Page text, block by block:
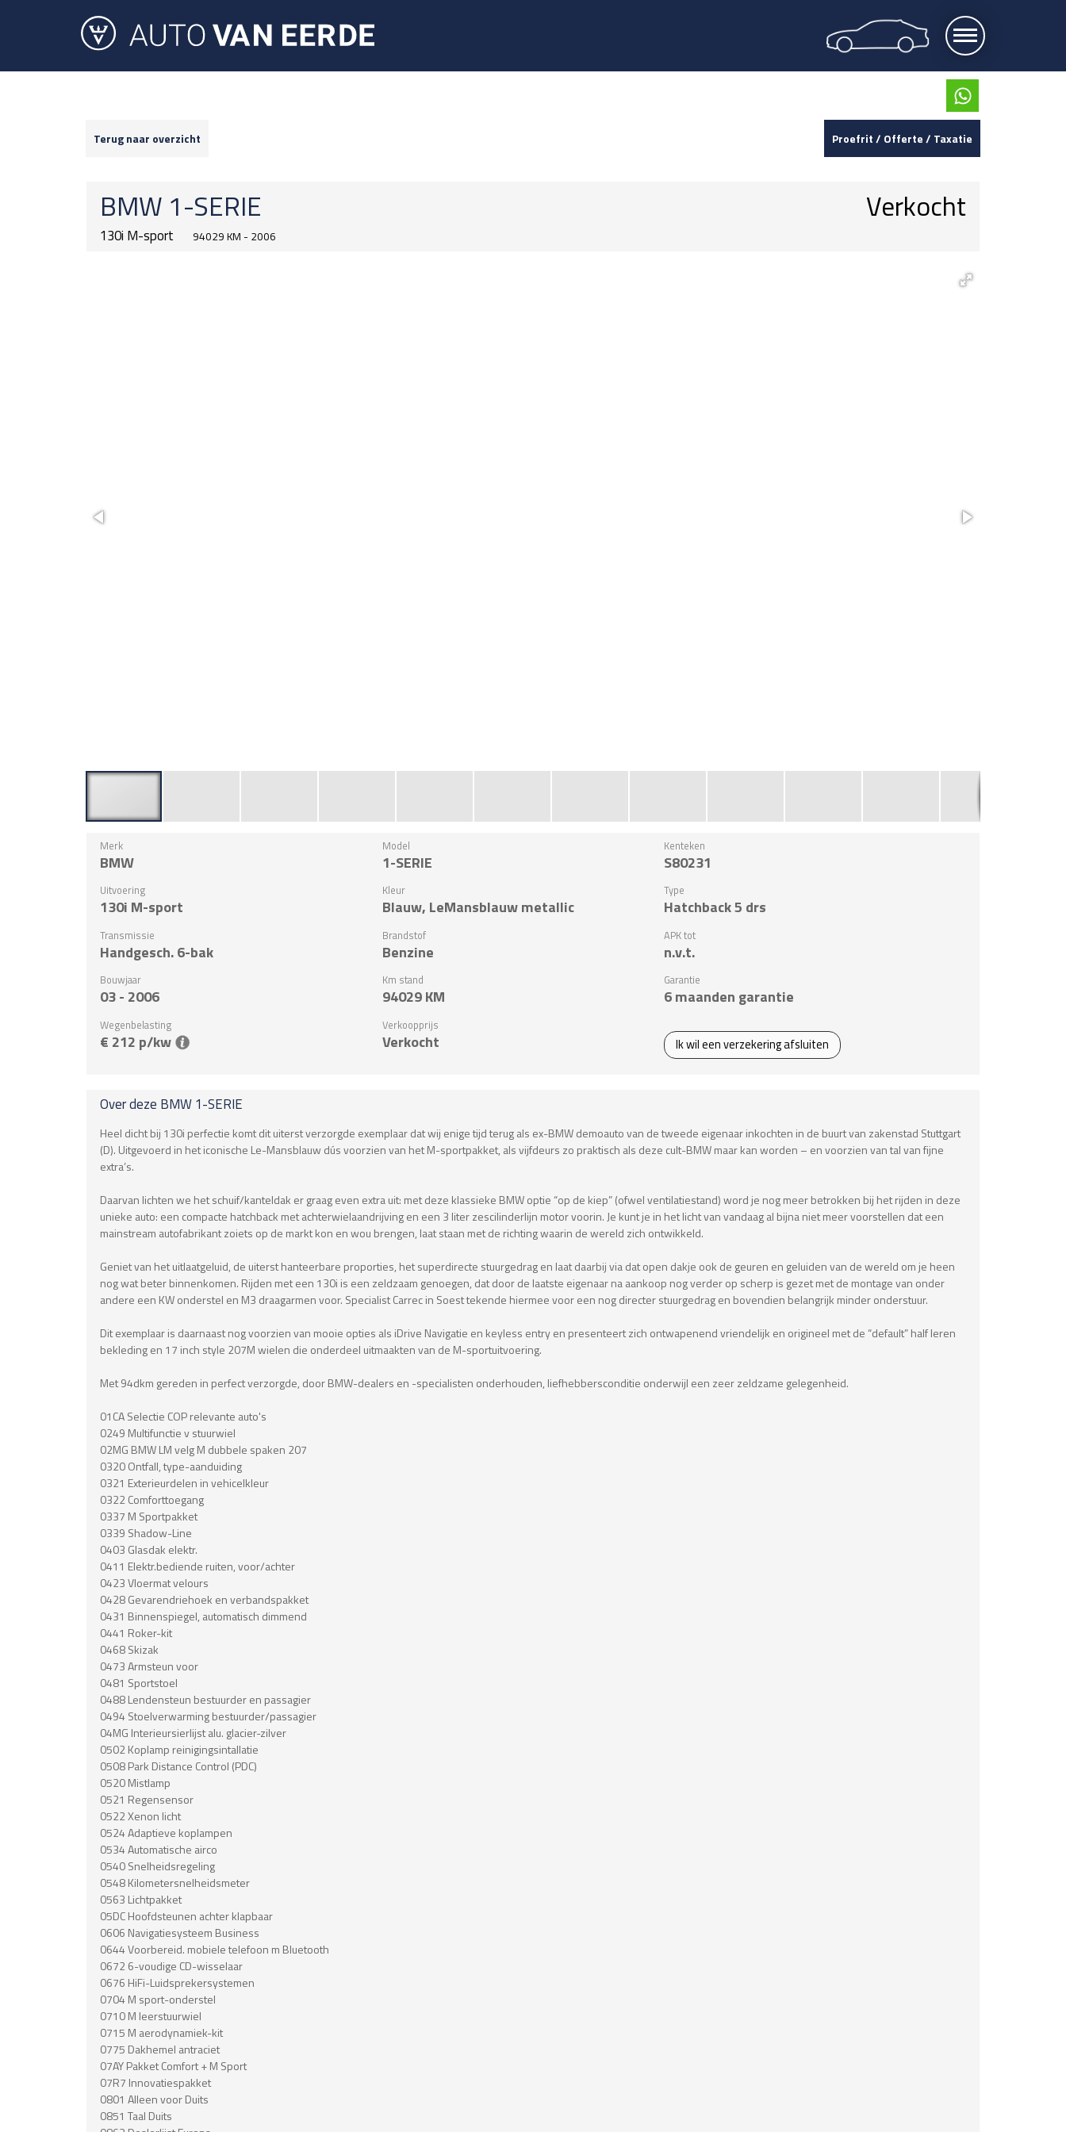
Terug naar overzicht Proefrit / Offerte / Taxatie
BMW 1-SERIE
130i M-sport 94029 KM - 2006
Verkocht
Merk
BMW
Model
1-SERIE
Kenteken
S80231
Uitvoering
130i M-sport
Kleur
Blauw, LeMansblauw metallic
Type
Hatchback 5 drs
Transmissie
Handgesch. 6-bak
Brandstof
Benzine
APK tot
n.v.t.
Bouwjaar
03 - 2006
Km stand
94029KM
Garantie
6 maanden garantie
Wegenbelasting
€ 212 p/kw
Verkoopprijs
Verkocht Ik wil een verzekering afsluiten
Over deze BMW 1-SERIE
Heel dicht bij 130i perfectie komt dit uiterst verzorgde exemplaar dat wij enige tijd terug als ex-BMW demoauto van de tweede eigenaar inkochten in de buurt van zakenstad Stuttgart
(D). Uitgevoerd in het iconische Le-Mansblauw dús voorzien van het M-sportpakket, als vijfdeurs zo praktisch als deze cult-BMW maar kan worden – en voorzien van tal van fijne
extra’s.
Daarvan lichten we het schuif/kanteldak er graag even extra uit: met deze klassieke BMW optie “op de kiep” (ofwel ventilatiestand) word je nog meer betrokken bij het rijden in deze
unieke auto: een compacte hatchback met achterwielaandrijving en een 3 liter zescilinderlijn motor voorin. Je kunt je in het licht van vandaag al bijna niet meer voorstellen dat een
mainstream autofabrikant zoiets op de markt kon en wou brengen, laat staan met de richting waarin de wereld zich ontwikkeld.
Geniet van het uitlaatgeluid, de uiterst hanteerbare proporties, het superdirecte stuurgedrag en laat daarbij via dat open dakje ook de geuren en geluiden van de wereld om je heen
nog wat beter binnenkomen. Rijden met een 130i is een zeldzaam genoegen, dat door de laatste eigenaar na aankoop nog verder op scherp is gezet met de montage van onder
andere een KW onderstel en M3 draagarmen voor. Specialist Carrec in Soest tekende hiermee voor een nog directer stuurgedrag en bovendien belangrijk minder onderstuur.
Dit exemplaar is daarnaast nog voorzien van mooie opties als iDrive Navigatie en keyless entry en presenteert zich ontwapenend vriendelijk en origineel met de “default” half leren
bekleding en 17 inch style 207M wielen die onderdeel uitmaakten van de M-sportuitvoering.
Met 94dkm gereden in perfect verzorgde, door BMW-dealers en -specialisten onderhouden, liefhebbersconditie onderwijl een zeer zeldzame gelegenheid.
01CA Selectie COP relevante auto's
0249 Multifunctie v stuurwiel
02MG BMW LM velg M dubbele spaken 207
0320 Ontfall, type-aanduiding
0321 Exterieurdelen in vehicelkleur
0322 Comforttoegang
0337 M Sportpakket
0339 Shadow-Line
0403 Glasdak elektr.
0411 Elektr.bediende ruiten, voor/achter
0423 Vloermat velours
0428 Gevarendriehoek en verbandspakket
0431 Binnenspiegel, automatisch dimmend
0441 Roker-kit
0468 Skizak
0473 Armsteun voor
0481 Sportstoel
0488 Lendensteun bestuurder en passagier
0494 Stoelverwarming bestuurder/passagier
04MG Interieursierlijst alu. glacier-zilver
0502 Koplamp reinigingsintallatie
0508 Park Distance Control (PDC)
0520 Mistlamp
0521 Regensensor
0522 Xenon licht
0524 Adaptieve koplampen
0534 Automatische airco
0540 Snelheidsregeling
0548 Kilometersnelheidsmeter
0563 Lichtpakket
05DC Hoofdsteunen achter klapbaar
0606 Navigatiesysteem Business
0644 Voorbereid. mobiele telefoon m Bluetooth
0672 6-voudige CD-wisselaar
0676 HiFi-Luidsprekersystemen
0704 M sport-onderstel
0710 M leerstuurwiel
0715 M aerodynamiek-kit
0775 Dakhemel antraciet
07AY Pakket Comfort + M Sport
07R7 Innovatiespakket
0801 Alleen voor Duits
0851 Taal Duits